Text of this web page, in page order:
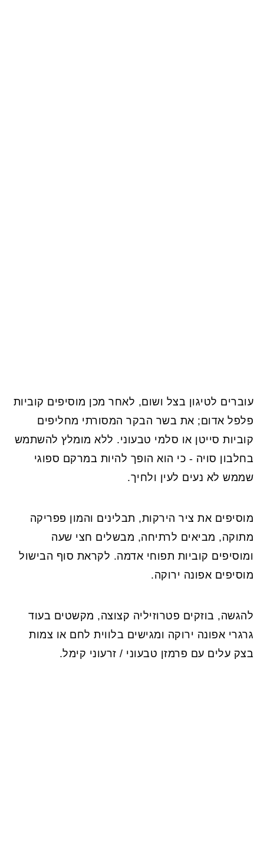
עוברים לטיגון בצל ושום, לאחר מכן מוסיפים קוביות
פלפל אדום; את בשר הבקר המסורתי מחליפים
קוביות סייטן או סלמי טבעוני. ללא מומלץ להשתמש
בחלבון סויה - כי הוא הופך להיות במרקם ספוגי
שממש לא נעים לעין ולחיך.
מוסיפים את ציר הירקות, תבלינים והמון פפריקה
מתוקה, מביאים לרתיחה, מבשלים חצי שעה
ומוסיפים קוביות תפוחי אדמה. לקראת סוף הבישול
מוסיפים אפונה ירוקה.
להגשה, בוזקים פטרוזיליה קצוצה, מקשטים בעוד
גרגרי אפונה ירוקה ומגישים בלווית לחם או צמות
בצק עלים עם פרמזן טבעוני / זרעוני קימל.